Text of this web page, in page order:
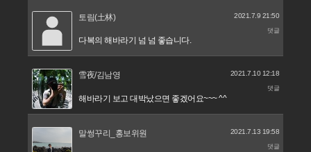
토림(土林) 2021.7.9 21:50
댓글
다복의 해바라기 넘 넘 좋습니다.
雪夜/김남영 2021.7.10 12:18
댓글
해바라기 보고 대박났으면 좋겠어요~~~ ^^
말썽꾸리_홍보위원 2021.7.13 19:58
댓글